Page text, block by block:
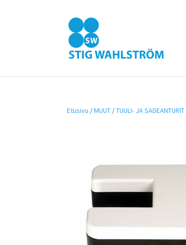
Etusivu /MUUT /TUULI- JA SADEANTURIT